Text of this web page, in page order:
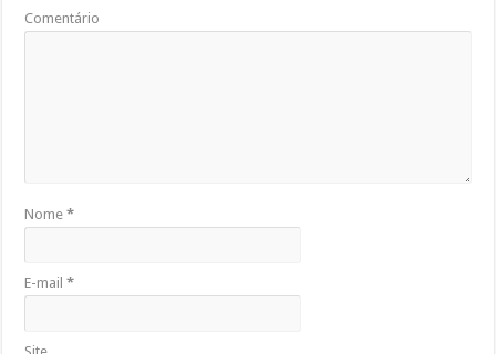
Comentário
Nome*
E-mail*